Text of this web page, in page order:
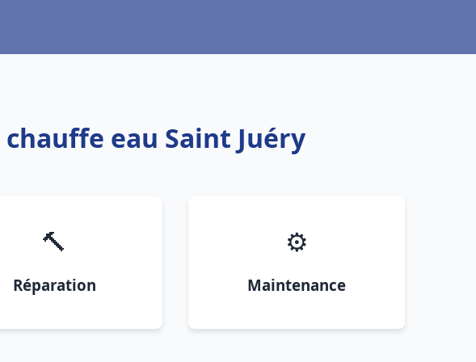
eau Saint Juéry
🔨
Réparation
⚙️
Maintenance